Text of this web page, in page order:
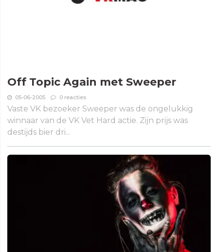
Off Topic Again met Sweeper
05-06-2005 0 reacties
Vaste VK bezoeker Sweeper was de ongelukkig
winnaar van de VK Vet Hard actie. Zijn prijs was
destijds bier dri...